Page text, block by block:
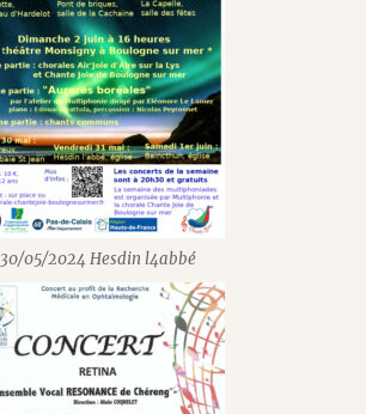
30/05/2024 Hesdin l4abbé